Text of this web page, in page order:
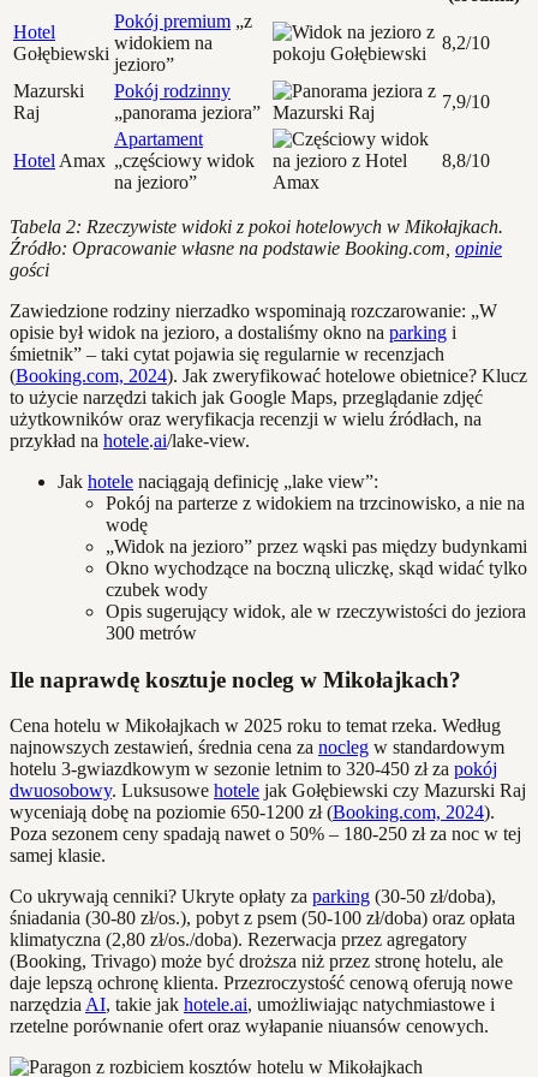
Hotel
Gołębiewski
Pokój premium „z
widokiem na
jezioro”
8,2/10
Mazurski
Raj
Pokój rodzinny
„panorama jeziora”
7,9/10
Hotel Amax
Apartament
„częściowy widok
na jezioro”
8,8/10
Tabela 2: Rzeczywiste widoki z pokoi hotelowych w Mikołajkach.
Źródło: Opracowanie własne na podstawie Booking.com, opinie
gości
Zawiedzione rodziny nierzadko wspominają rozczarowanie: „W
opisie był widok na jezioro, a dostaliśmy okno na parking i
śmietnik” – taki cytat pojawia się regularnie w recenzjach
(Booking.com, 2024). Jak zweryfikować hotelowe obietnice? Klucz
to użycie narzędzi takich jak Google Maps, przeglądanie zdjęć
użytkowników oraz weryfikacja recenzji w wielu źródłach, na
przykład na hotele.ai/lake-view.
Jak hotele naciągają definicję „lake view”:
Pokój na parterze z widokiem na trzcinowisko, a nie na
wodę
„Widok na jezioro” przez wąski pas między budynkami
Okno wychodzące na boczną uliczkę, skąd widać tylko
czubek wody
Opis sugerujący widok, ale w rzeczywistości do jeziora
300 metrów
Ile naprawdę kosztuje nocleg w Mikołajkach?
Cena hotelu w Mikołajkach w 2025 roku to temat rzeka. Według
najnowszych zestawień, średnia cena za nocleg w standardowym
hotelu 3-gwiazdkowym w sezonie letnim to 320-450 zł za pokój
dwuosobowy. Luksusowe hotele jak Gołębiewski czy Mazurski Raj
wyceniają dobę na poziomie 650-1200 zł (Booking.com, 2024).
Poza sezonem ceny spadają nawet o 50% – 180-250 zł za noc w tej
samej klasie.
Co ukrywają cenniki? Ukryte opłaty za parking (30-50 zł/doba),
śniadania (30-80 zł/os.), pobyt z psem (50-100 zł/doba) oraz opłata
klimatyczna (2,80 zł/os./doba). Rezerwacja przez agregatory
(Booking, Trivago) może być droższa niż przez stronę hotelu, ale
daje lepszą ochronę klienta. Przezroczystość cenową oferują nowe
narzędzia AI, takie jak hotele.ai, umożliwiając natychmiastowe i
rzetelne porównanie ofert oraz wyłapanie niuansów cenowych.